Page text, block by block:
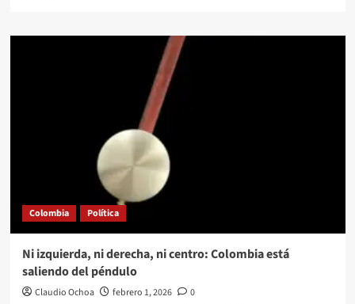
Se
el
febrero
2026.
Colombia Política
Ni izquierda, ni derecha, ni centro: Colombia está
saliendo del péndulo
Claudio Ochoa febrero 1, 2026
0